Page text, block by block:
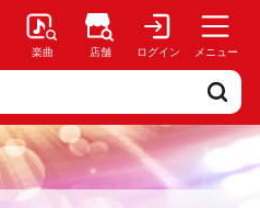
楽曲 店舗 ログイン メニュー